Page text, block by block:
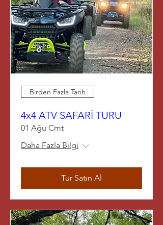
Birden Fazla Tarih
4x4 ATV SAFARİ TURU
01 Ağu Cmt
Daha Fazla Bilgi
Tur Satın Al